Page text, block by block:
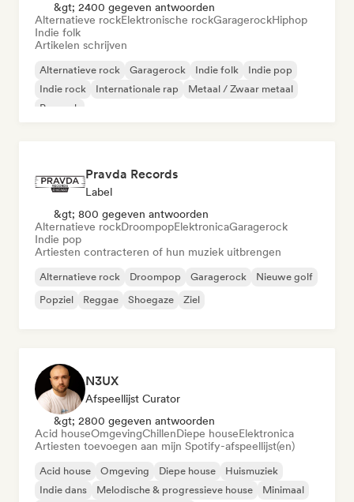
&gt; 2400 gegeven antwoorden
Alternatieve rockElektronische rockGaragerockHiphop
Indie folk
Artikelen schrijven
Alternatieve rock Garagerock Indie folk
Indie pop
Indie rock
Internationale rap
Metaal / Zwaar metaal
Poprock
Pravda Records
Label
&gt; 800 gegeven antwoorden
Alternatieve rockDroompopElektronicaGaragerock
Indie pop
Artiesten contracteren of hun muziek uitbrengen
Alternatieve rock Droompop Garagerock
Nieuwe golf
Popziel
Reggae Shoegaze Ziel
N3UX
Afspeellijst Curator
&gt; 2800 gegeven antwoorden
Acid houseOmgevingChillenDiepe houseElektronica
Artiesten toevoegen aan mijn Spotify-afspeellijst(en)
Acid house Omgeving Diepe house
Huismuziek
Indie dans
Melodische & progressieve house
Minimaal